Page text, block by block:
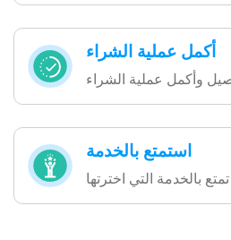
أكمل عملية الشراء
وأكمل عملية الشراء
استمتع بالخدمة
تمتع بالخدمة التي اخترتها